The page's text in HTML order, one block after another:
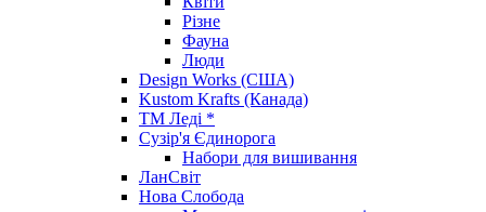
Різне
Фауна
Люди
Design Works (США)
Kustom Krafts (Канада)
ТМ Леді *
Сузір'я Єдинорога
Набори для вишивання
ЛанСвіт
Нова Слобода